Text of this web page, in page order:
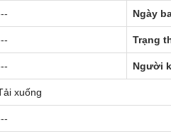
Ngày
Trạng
Người
xuống